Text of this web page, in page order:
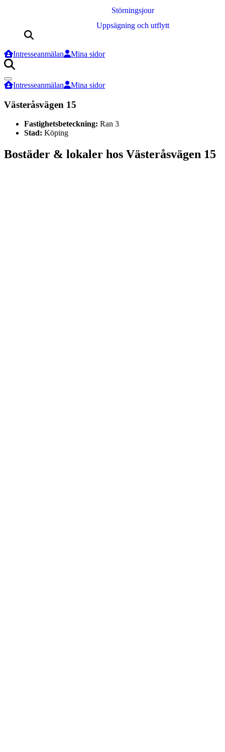
Störningsjour
Uppsägning och utflytt
Sök
efter:
Intresseanmälan
Mina sidor
Sök
efter:
Intresseanmälan
Mina sidor
Västeråsvägen 15
Fastighetsbeteckning: Ran 3
Stad: Köping
Bostäder & lokaler hos Västeråsvägen 15